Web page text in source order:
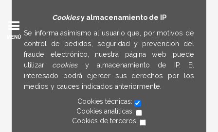
Cookiesy almacenamiento de IP
Se informa asimismo al usuario que, por motivos de
control de pedidos, seguridad y prevención del
fraude electrónico, nuestra página web puede
utilizar cookies y almacenamiento de IP. El
interesado podrá ejercer sus derechos por los
medios y cauces indicados anteriormente.
Cookies técnicas:
Cookies analíticas:
Cookies de terceros:
MENÚ